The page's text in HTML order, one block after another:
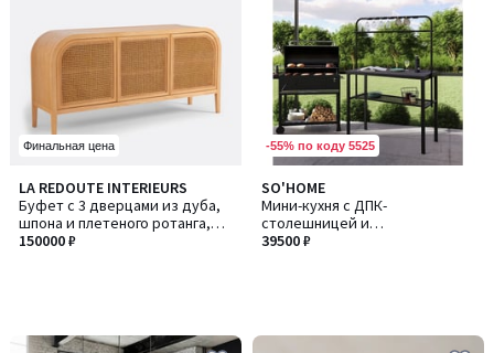
Финальная цена
LA REDOUTE INTERIEURS
Буфет с 3 дверцами из дуба,
шпона и плетеного ротанга,
MADARA / МАДАРА
150000 ₽
-55% по коду 5525
SO'HOME
Мини-кухня с ДПК-
столешницей и
металлическим каркасом
39500 ₽